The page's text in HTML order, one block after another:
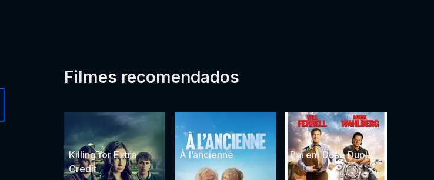
Filmes recomendados
Killing for Extra
Credit
À l’ancienne Pai em Dose Dupla